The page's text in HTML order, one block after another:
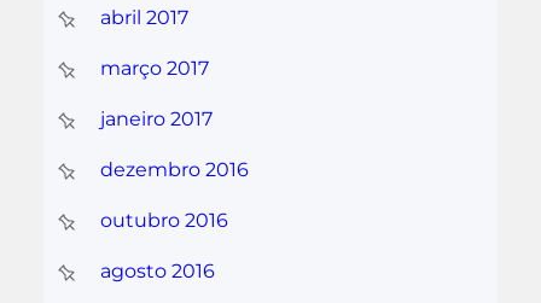
abril 2017
março 2017
janeiro 2017
dezembro 2016
outubro 2016
agosto 2016